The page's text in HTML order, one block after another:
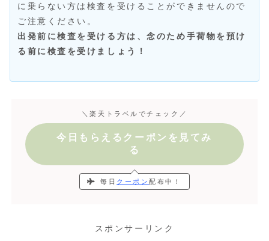
に乗らない方は検査を受けることができませんので
ご注意ください。
出発前に検査を受ける方は、念のため手荷物を預け
る前に検査を受けましょう！
＼楽天トラベルでチェック／
今日もらえるクーポンを見てみ
る
毎日 クーポン配布中！
スポンサーリンク